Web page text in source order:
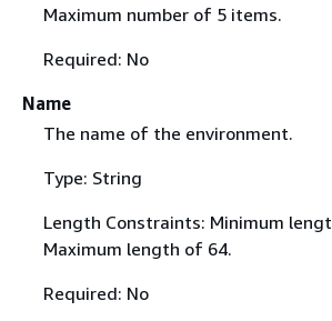
Maximum number of 5 items.
Required: No
Name
The name of the environment.
Type: String
Length Constraints: Minimum
Maximum length of 64.
Required: No